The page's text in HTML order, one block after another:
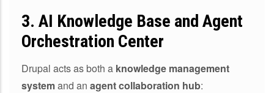
3. AI Knowledge Base and Agent
Orchestration Center
Drupal acts as both a knowledge management
systemand an agent collaboration hub: